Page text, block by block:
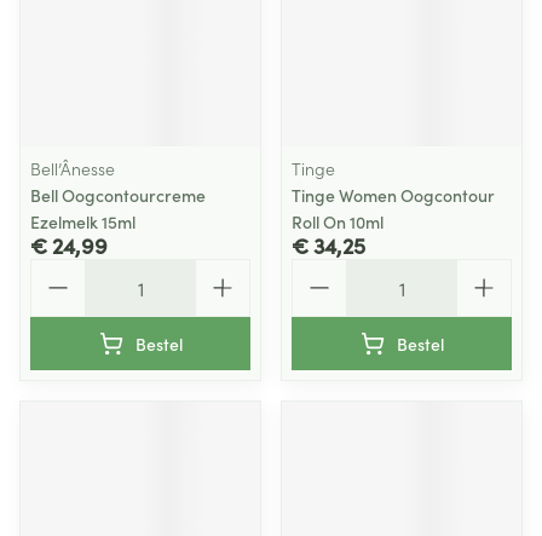
Bell’Ânesse
Bell Oogcontourcreme
Ezelmelk 15ml
€ 24,99
Bestel
Tinge
Tinge Women Oogcontour
Roll On 10ml
€ 34,25
Bestel